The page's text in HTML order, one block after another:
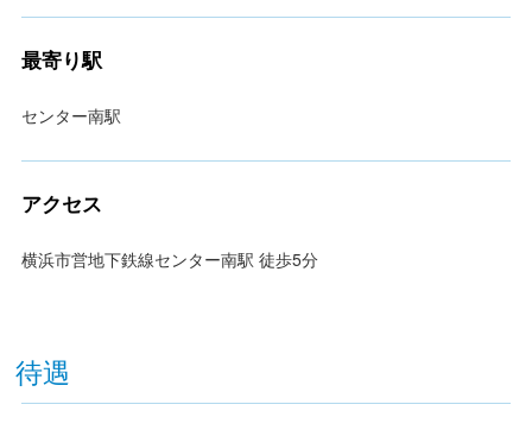
最寄り駅
センター南駅
アクセス
横浜市営地下鉄線センター南駅 徒歩5分
待遇